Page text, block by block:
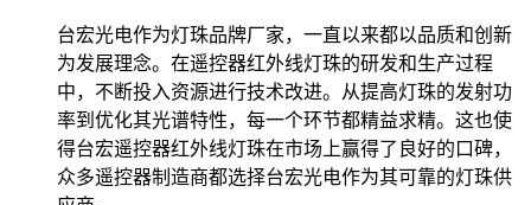
台宏光电作为灯珠品牌厂家，一直以来都以品质和创新
为发展理念。在遥控器红外线灯珠的研发和生产过程
中，不断投入资源进行技术改进。从提高灯珠的发射功
率到优化其光谱特性，每一个环节都精益求精。这也使
得台宏遥控器红外线灯珠在市场上赢得了良好的口碑，
众多遥控器制造商都选择台宏光电作为其可靠的灯珠供